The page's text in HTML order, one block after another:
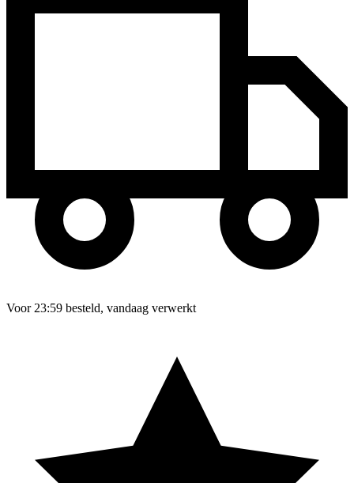
Voor 23:59 besteld, vandaag verwerkt